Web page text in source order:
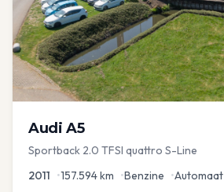
Audi A5
Sportback 2.0 TFSI quattro S-Line
2011 •157.594km •Benzine •Automaat